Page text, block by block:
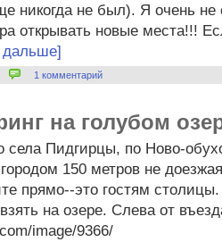
никогда не был). Я очень не
открывать новые места!!!
дальше]
1 комментарий
на голубом
села Пидгирцы, по Ново-
150 метров не
прямо--это гостям
на озере. Слева от
image/9366/